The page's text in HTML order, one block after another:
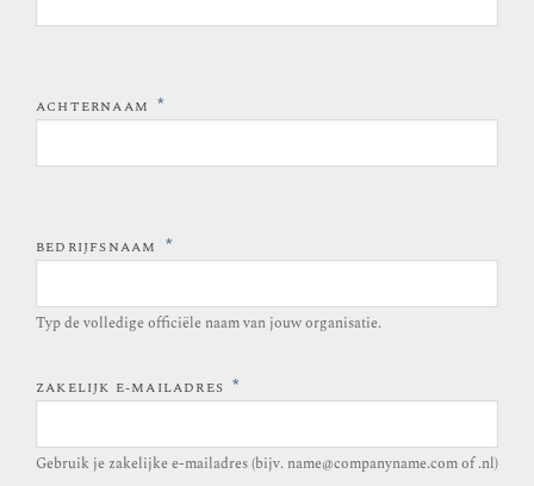
ACHTERNAAM *
BEDRIJFSNAAM *
Typ de volledige officiële naam van jouw organisatie.
ZAKELIJK E-MAILADRES *
Gebruik je zakelijke e-mailadres (bijv. name@companyname.com of .nl)